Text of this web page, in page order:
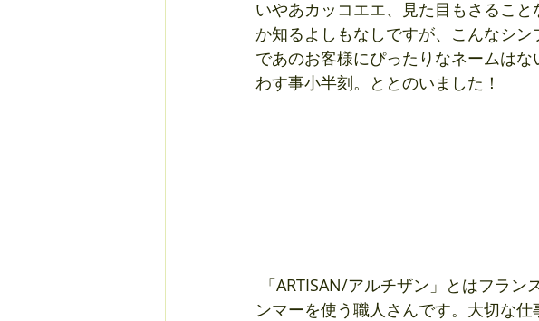
いやあカッコエエ、見た目もさるこ
か知るよしもなしですが、こんなシ
であのお客様にぴったりなネームは
わす事小半刻。ととのいました！
ンマーを使う職人さんです。大切な